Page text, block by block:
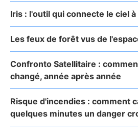
Iris : l'outil qui connecte le ciel
Les feux de forêt vus de
Confronto Satellitaire :
changé, année après année
Risque d'incendies : comment
quelques minutes un danger